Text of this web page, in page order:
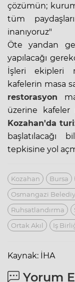
çözümün;
tüm
inanıyoruz"
Öte yandan
yapılacağı
İşleri ekipleri
kafelerin masa
restorasyon
üzerine kafeler
Kozahan'da
başlatılacağı
tepkisine yol
Kozahan Bursa
Osmangazi
Ruhsatlandırma
Ortak Akıl
Iş
Kaynak: İHA
Yorum